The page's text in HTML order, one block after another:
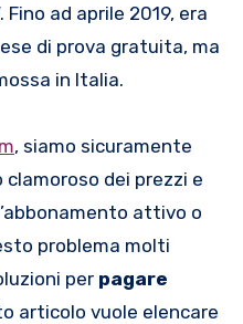
ad aprile 2019, era
di prova gratuita, ma
in Italia.
, siamo sicuramente
dei prezzi e
attivo o
problema molti
per pagare
articolo vuole elencare